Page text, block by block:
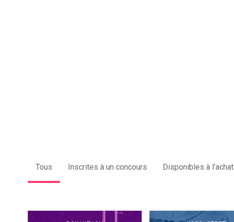
Tous Inscrites à un concours Disponibles à l’achat